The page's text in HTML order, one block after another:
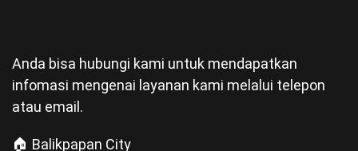
Anda bisa hubungi kami untuk mendapatkan
infomasi mengenai layanan kami melalui telepon
atau email.
🏠 Balikpapan City